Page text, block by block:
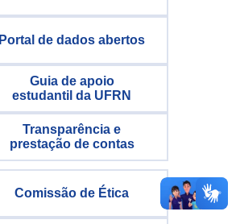
Portal de dados abertos
Guia de apoio
estudantil da UFRN
Transparência e
prestação de contas
Comissão de Ética